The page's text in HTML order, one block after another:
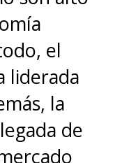
el
liderada
la
de